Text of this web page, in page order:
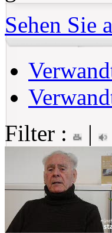
Sehen Sie
Filter :
|